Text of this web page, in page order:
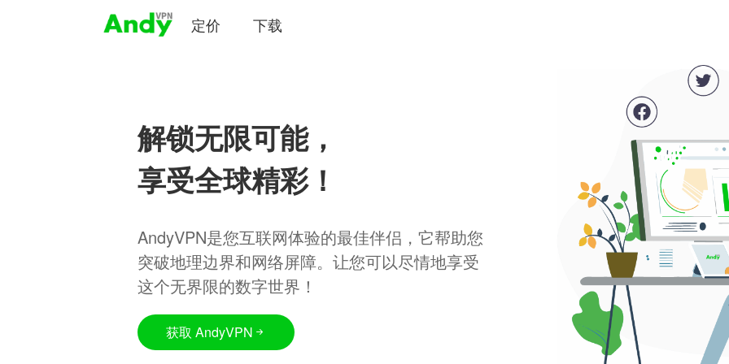
定价 下载
解锁无限可能，
享受全球精彩！
AndyVPN是您互联网体验的最佳伴侣，它帮助您
突破地理边界和网络屏障。让您可以尽情地享受
这个无界限的数字世界！
获取 AndyVPN